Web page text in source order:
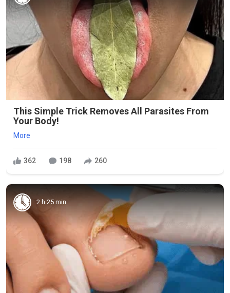
This Simple Trick Removes All Parasites From
Your Body!
More
362 198 260
2 h 25 min